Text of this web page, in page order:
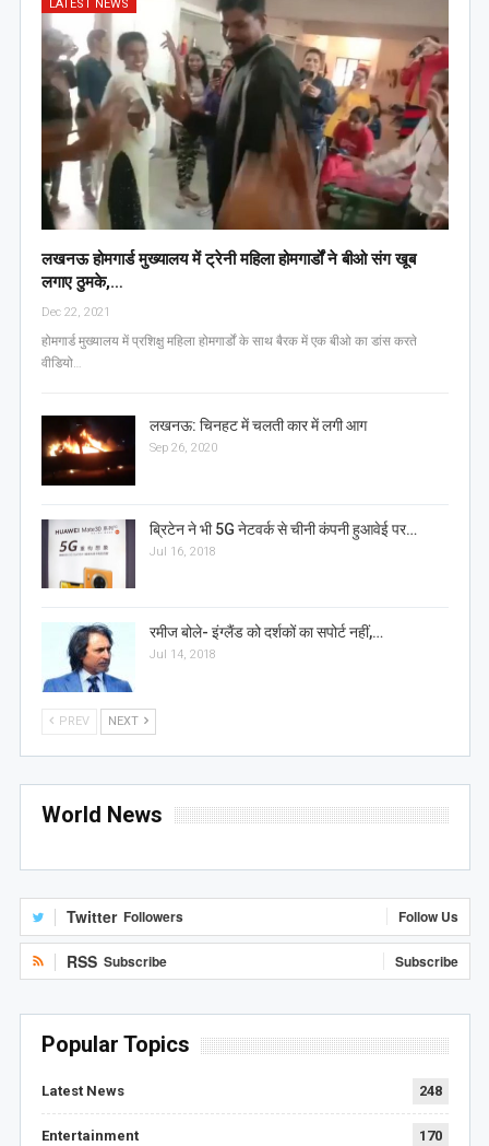
LATEST NEWS
लखनऊ होमगार्ड मुख्यालय में ट्रेनी महिला होमगार्डों ने बीओ संग खूब
लगाए ठुमके,…
Dec 22, 2021
होमगार्ड मुख्यालय में प्रशिक्षु महिला होमगार्डों के साथ बैरक में एक बीओ का डांस करते
वीडियो…
लखनऊ: चिनहट में चलती कार में लगी आग
Sep 26, 2020
ब्रिटेन ने भी 5G नेटवर्क से चीनी कंपनी हुआवेई पर…
Jul 16, 2018
रमीज बोले- इंग्लैंड को दर्शकों का सपोर्ट नहीं,…
Jul 14, 2018
PREV NEXT
World News
Twitter Followers Follow Us
RSS Subscribe Subscribe
Popular Topics
Latest News 248
Entertainment 170